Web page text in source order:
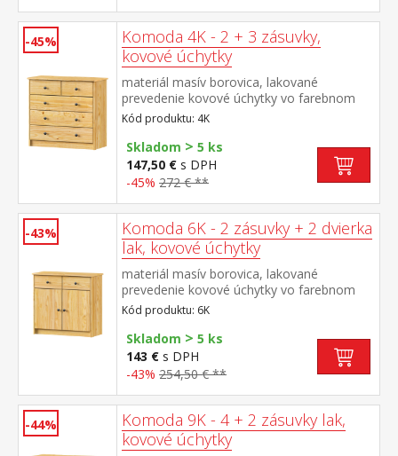
-45%
Komoda 4K - 2 + 3 zásuvky,
kovové úchytky
materiál masív borovica, lakované
prevedenie kovové úchytky vo farebnom
prevedení černená mosadz 2 úzke a 3
široké zásuvky s kovovými pojazdmi, hĺbka
zásuvky 27,5 cm
Kód produktu: 4K
Skladom > 5 ks
147,50 € s DPH
-45% 272 € **
-43%
Komoda 6K - 2 zásuvky + 2 dvierka
lak, kovové úchytky
materiál masív borovica, lakované
prevedenie kovové úchytky vo farebnom
prevedení černená mosadz 2 zásuvky s
kovovými pojazdmi, skrinka s dvierkami a
variabilnou policou hĺbka zásuvky 27,5 cm
Kód produktu: 6K
Skladom > 5 ks
143 € s DPH
-43% 254,50 € **
-44%
Komoda 9K - 4 + 2 zásuvky lak,
kovové úchytky